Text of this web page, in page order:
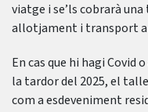
viatge i se’ls cobrarà
allotjament i transport a
En cas que hi hagi Covid
la tardor del 2025, el
com a esdeveniment